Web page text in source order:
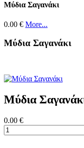
Μύδια Σαγανάκι
0.00 € More...
Μύδια Σαγανάκι
Μύδια
0.00 €